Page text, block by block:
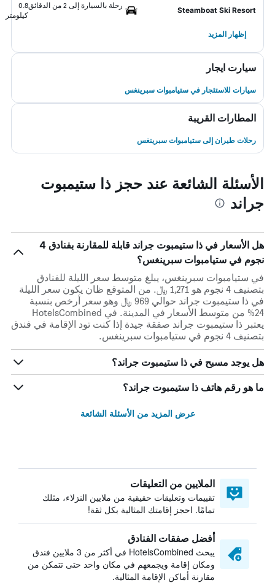
Steamboat Ski Resort
رحلة بالسيارة إلى 2 من الدقائق
0.8
كيلومتر
إظهار المزيد
سيارت ايجار
سيارات للاستئجار في ستيامبوات سبرينغس
المطارات القريبة
رحلات طيران إلى ستيامبوات سبرينغس
الأسئلة الشائعة عند حجز ذا ستيمبوت
جراند
هل الأسعار في ذا ستيمبوت جراند قابلة للمقارنة بفنادق 4
نجوم في ستيامبوات سبرينغس؟
في ستيامبوات سبرينغس، يبلغ متوسط ​​سعر الليلة للفنادق
بتصنيف 4 نجوم هو 1,271 ﷼. من المتوقع ظان يكون سعر الليلة
في ذا ستيمبوت جراند حوالي 969 ﷼ وهو سعر أرخص بنسبة
24% من متوسط الأسعار في المدينة. في HotelsCombined
يعتبر ذا ستيمبوت جراند صفقة جيدة إذا كنت تود الإقامة في فندق
بتصنيف 4 نجوم في ستيامبوات سبرينغس.
هل يوجد مسبح في ذا ستيمبوت جراند؟
ما هو رقم هاتف ذا ستيمبوت جراند؟
عرض المزيد من الأسئلة الشائعة
الملايين من التعليقات
تقييمات وتعليقات حقيقية من ملايين النزلاء، مثلك
تمامًا. احجز إقامتك المثالية بكل ثقة!
أفضل صفقات الفنادق
يبحث HotelsCombined في أكثر من 3 ملايين فندق
ومكان إقامة ويجمعهم في مكان واحد حتى تتمكن من
مقارنة أماكن الإقامة المثالية.